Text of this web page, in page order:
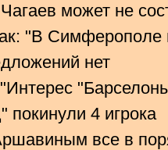
может не
"В Симферополе
нет
покинули 4 игрока
все в